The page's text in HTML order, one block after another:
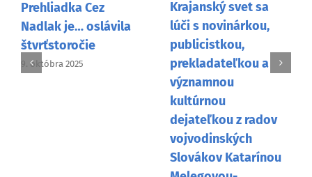
Prehliadka Cez
Nadlak je… oslávila
štvrťstoročie
9. októbra 2025
Krajanský svet sa
lúči s novinárkou,
publicistkou,
prekladateľkou a
významnou
kultúrnou
dejateľkou z radov
vojvodinských
Slovákov Katarínou